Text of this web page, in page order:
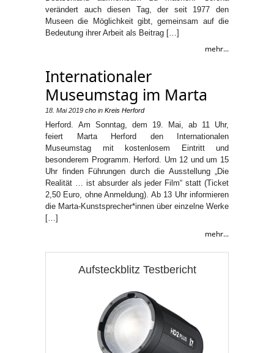
verändert auch diesen Tag, der seit 1977 den
Museen die Möglichkeit gibt, gemeinsam auf die
Bedeutung ihrer Arbeit als Beitrag […]
mehr...
Internationaler
Museumstag im Marta
18. Mai 2019 cho in Kreis Herford
Herford. Am Sonntag, dem 19. Mai, ab 11 Uhr,
feiert Marta Herford den Internationalen
Museumstag mit kostenlosem Eintritt und
besonderem Programm. Herford. Um 12 und um 15
Uhr finden Führungen durch die Ausstellung „Die
Realität … ist absurder als jeder Film“ statt (Ticket
2,50 Euro, ohne Anmeldung). Ab 13 Uhr informieren
die Marta-Kunstsprecher*innen über einzelne Werke
[…]
mehr...
Aufsteckblitz Testbericht